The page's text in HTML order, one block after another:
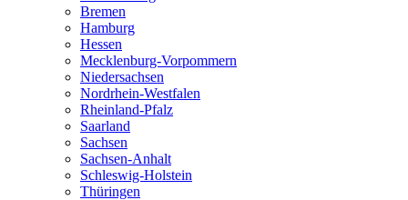
Bremen
Hamburg
Hessen
Mecklenburg-Vorpommern
Niedersachsen
Nordrhein-Westfalen
Rheinland-Pfalz
Saarland
Sachsen
Sachsen-Anhalt
Schleswig-Holstein
Thüringen